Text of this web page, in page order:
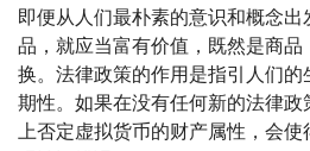
即便从人们最朴素的意识和概念
品，就应当富有价值，既然是商
换。法律政策的作用是指引人们
期性。如果在没有任何新的法律
上否定虚拟货币的财产属性，会